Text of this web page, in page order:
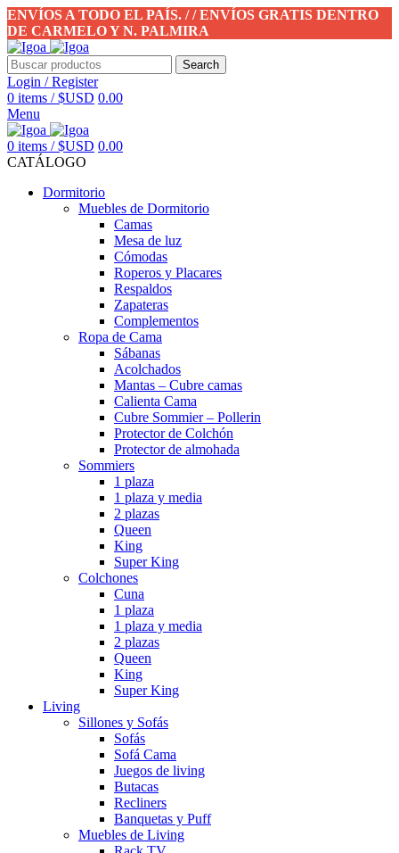
ENVÍOS A TODO EL PAÍS. / / ENVÍOS GRATIS DENTRO
DE CARMELO Y N. PALMIRA
Search
Login / Register
0 items / $USD 0.00
Menu
0 items / $USD 0.00
CATÁLOGO
Dormitorio
Muebles de Dormitorio
Camas
Mesa de luz
Cómodas
Roperos y Placares
Respaldos
Zapateras
Complementos
Ropa de Cama
Sábanas
Acolchados
Mantas – Cubre camas
Calienta Cama
Cubre Sommier – Pollerin
Protector de Colchón
Protector de almohada
Sommiers
1 plaza
1 plaza y media
2 plazas
Queen
King
Super King
Colchones
Cuna
1 plaza
1 plaza y media
2 plazas
Queen
King
Super King
Living
Sillones y Sofás
Sofás
Sofá Cama
Juegos de living
Butacas
Recliners
Banquetas y Puff
Muebles de Living